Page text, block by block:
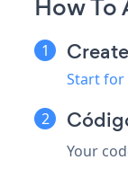
How To
Start
Your